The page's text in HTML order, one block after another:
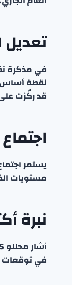
تعديل
قد ركّزت
يستمر
مستويات
نبرة
في توقعات